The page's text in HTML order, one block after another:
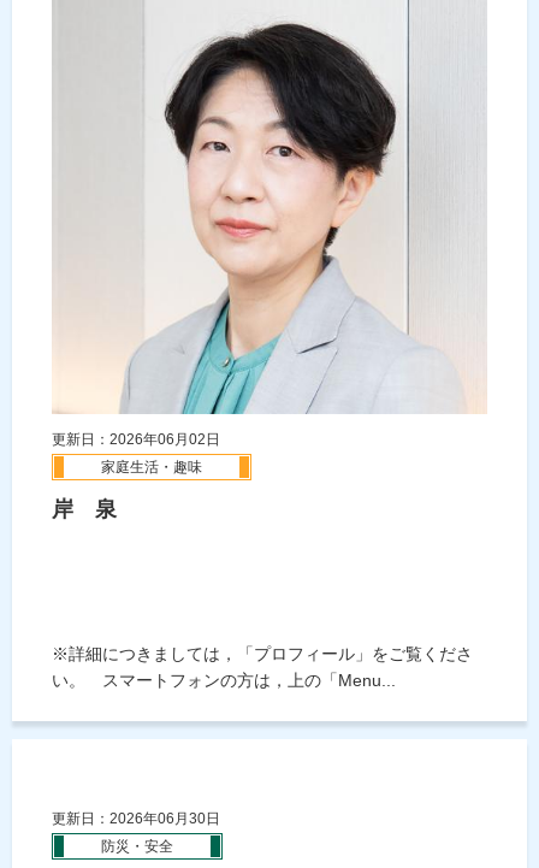
更新日：2026年06月02日
家庭生活・趣味
岸 泉
※詳細につきましては，「プロフィール」をご覧くださ
い。 スマートフォンの方は，上の「Menu...
更新日：2026年06月30日
防災・安全